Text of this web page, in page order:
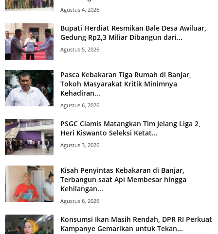
Agustus 4, 2026
Bupati Herdiat Resmikan Bale Desa Awiluar,
Gedung Rp2,3 Miliar Dibangun dari...
Agustus 5, 2026
Pasca Kebakaran Tiga Rumah di Banjar,
Tokoh Masyarakat Kritik Minimnya
Kehadiran...
Agustus 6, 2026
PSGC Ciamis Matangkan Tim Jelang Liga 2,
Heri Kiswanto Seleksi Ketat...
Agustus 3, 2026
Kisah Penyintas Kebakaran di Banjar,
Terbangun saat Api Membesar hingga
Kehilangan...
Agustus 6, 2026
Konsumsi Ikan Masih Rendah, DPR RI Perkuat
Kampanye Gemarikan untuk Tekan...